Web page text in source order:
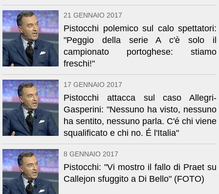
21 GENNAIO 2017
Pistocchi polemico sul calo spettatori:
"Peggio della serie A c'è solo il
campionato portoghese: stiamo
freschi!"
17 GENNAIO 2017
Pistocchi attacca sul caso Allegri-
Gasperini: "Nessuno ha visto, nessuno
ha sentito, nessuno parla. C'é chi viene
squalificato e chi no. É l'Italia"
8 GENNAIO 2017
Pistocchi: "Vi mostro il fallo di Praet su
Callejon sfuggito a Di Bello" (FOTO)